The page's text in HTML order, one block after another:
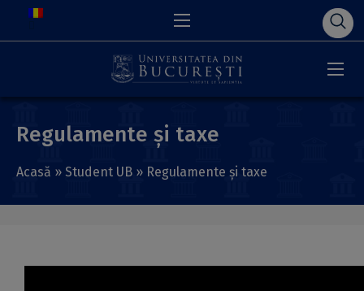
Regulamente și taxe
Acasă » Student UB » Regulamente și taxe